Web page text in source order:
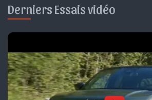
Derniers Essais vidéo